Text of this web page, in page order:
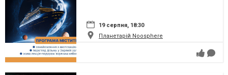
19 серпня, 18:30
Планетарій Noosphere